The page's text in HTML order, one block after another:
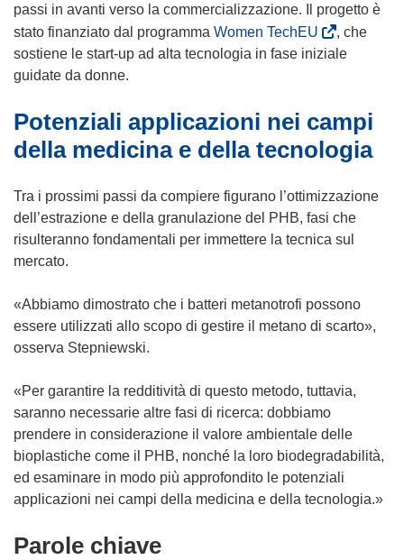
passi in avanti verso la commercializzazione. Il progetto è
stato finanziato dal programma Women TechEU
s
p
r
e
n
u
n
u
o
f
i
n
e
s
t
, che
sostiene le start-up ad alta tecnologia in fase iniziale
guidate da donne.
Potenziali applicazioni nei campi
della medicina e della tecnologia
Tra i prossimi passi da compiere figurano l’ottimizzazione
dell’estrazione e della granulazione del PHB, fasi che
risulteranno fondamentali per immettere la tecnica sul
mercato.
«Abbiamo dimostrato che i batteri metanotrofi possono
essere utilizzati allo scopo di gestire il metano di scarto»,
osserva Stepniewski.
«Per garantire la redditività di questo metodo, tuttavia,
saranno necessarie altre fasi di ricerca: dobbiamo
prendere in considerazione il valore ambientale delle
bioplastiche come il PHB, nonché la loro biodegradabilità,
ed esaminare in modo più approfondito le potenziali
applicazioni nei campi della medicina e della tecnologia.»
Parole chiave